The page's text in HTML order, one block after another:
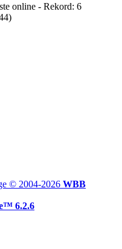
online - Rekord: 6
)
© 2004-2026 WBB
6.2.6